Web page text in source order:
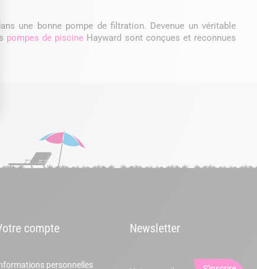
une bonne pompe de filtration. Devenue un véritable
pompes de piscine Hayward sont conçues et reconnues
compte
personnelles
Newsletter